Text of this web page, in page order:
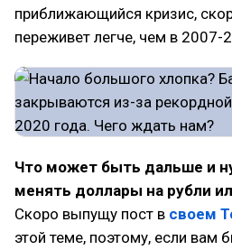
приближающийся кризис,
переживет легче, чем в 2007-
Что может быть дальше и
менять доллары на рубли
Скоро выпущу пост в своем
этой теме, поэтому, если вам